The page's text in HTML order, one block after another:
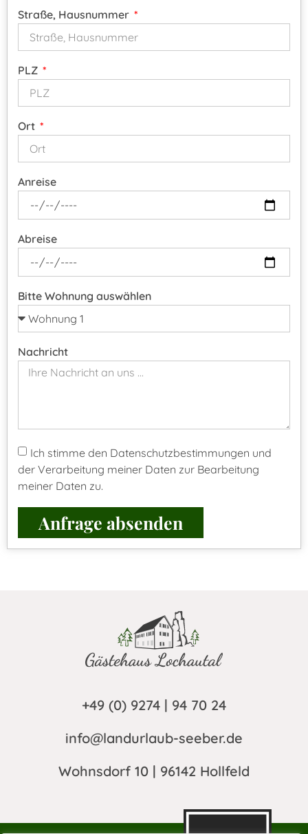
Straße, Hausnummer
PLZ
Ort
Anreise
Abreise
Bitte Wohnung auswählen
Nachricht
Ich stimme den Datenschutzbestimmungen und
der Verarbeitung meiner Daten zur Bearbeitung
meiner Daten zu.
Anfrage absenden
+49 (0) 9274 | 94 70 24
info@landurlaub-seeber.de
Wohnsdorf 10 | 96142 Hollfeld